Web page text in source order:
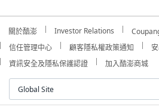
關於酷澎 Investor Relations
信任管理中心
顧客隱私權政策通知
資訊安全及隱私保護認證
加入酷澎商城
Global Site